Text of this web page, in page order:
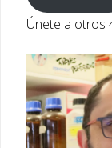
electrónico
Únete a otros